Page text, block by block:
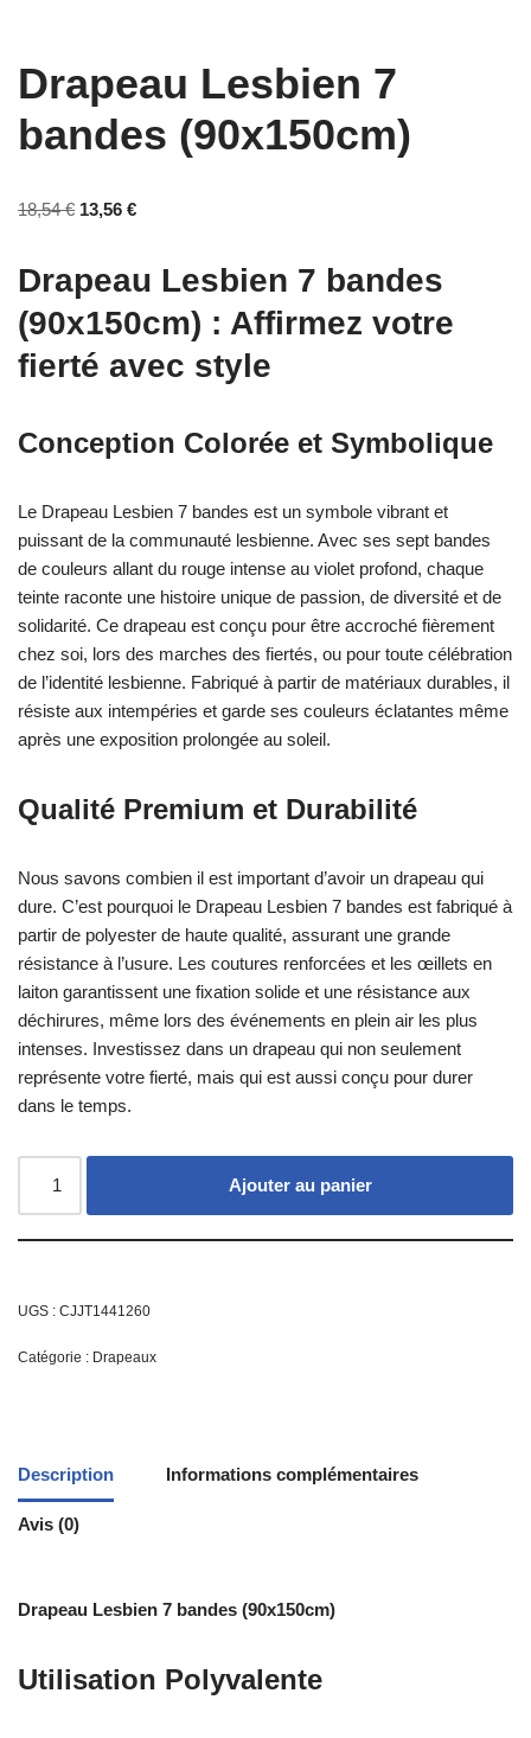
Drapeau Lesbien 7
bandes (90x150cm)
18,54€ 13,56 €
Drapeau Lesbien 7 bandes
(90x150cm) : Affirmez votre
fierté avec style
Conception Colorée et Symbolique
Le Drapeau Lesbien 7 bandes est un symbole vibrant et
puissant de la communauté lesbienne. Avec ses sept bandes
de couleurs allant du rouge intense au violet profond, chaque
teinte raconte une histoire unique de passion, de diversité et de
solidarité. Ce drapeau est conçu pour être accroché fièrement
chez soi, lors des marches des fiertés, ou pour toute célébration
de l’identité lesbienne. Fabriqué à partir de matériaux durables, il
résiste aux intempéries et garde ses couleurs éclatantes même
après une exposition prolongée au soleil.
Qualité Premium et Durabilité
Nous savons combien il est important d’avoir un drapeau qui
dure. C’est pourquoi le Drapeau Lesbien 7 bandes est fabriqué à
partir de polyester de haute qualité, assurant une grande
résistance à l’usure. Les coutures renforcées et les œillets en
laiton garantissent une fixation solide et une résistance aux
déchirures, même lors des événements en plein air les plus
intenses. Investissez dans un drapeau qui non seulement
représente votre fierté, mais qui est aussi conçu pour durer
dans le temps.
Ajouter au panier
UGS : CJJT1441260
Catégorie : Drapeaux
Description Informations complémentaires
Avis (0)
Drapeau Lesbien 7 bandes (90x150cm)
Utilisation Polyvalente